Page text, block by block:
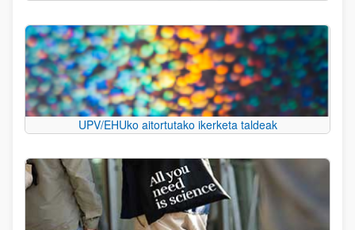
UPV/EHUko aitortutako ikerketa taldeak